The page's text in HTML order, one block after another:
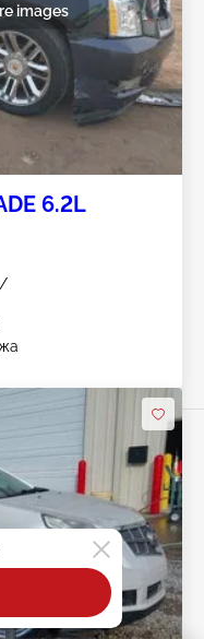
images
6.2L
images